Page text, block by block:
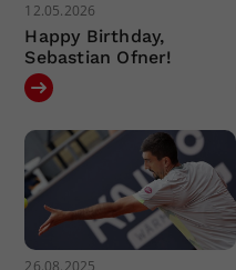
12.05.2026
Happy Birthday,
Sebastian Ofner!
26.08.2025